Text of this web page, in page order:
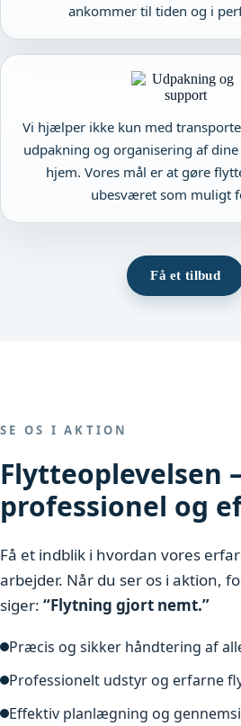
ankommer til tiden og i
Vi hjælper ikke kun med
udpakning og organisering af
hjem. Vores mål er at gøre
ubesværet som muligt
Få et tilbud
SE OS I AKTION
Flytteoplevelsen
professionel og
Få et indblik i hvordan vores
arbejder. Når du ser os i aktion,
siger: “Flytning gjort nemt.”
Præcis og sikker håndtering af
Professionelt udstyr og erfarne
Effektiv planlægning og